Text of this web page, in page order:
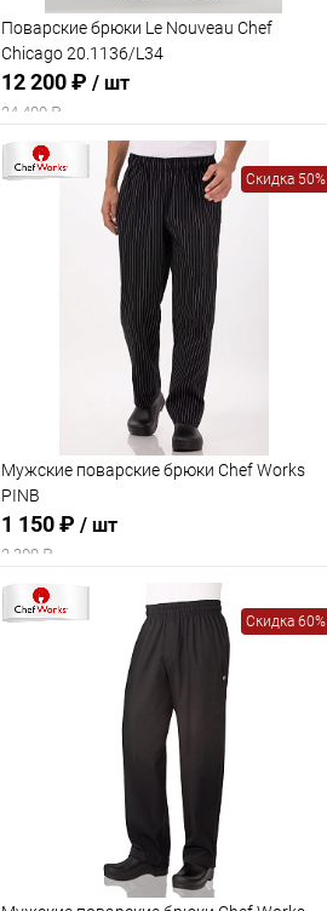
Поварские брюки Le Nouveau Chef
Chicago 20.1136/L34
12 200 ₽/ шт
24 400 ₽
Скидка 50%
Мужские поварские брюки Chef Works
PINB
1 150 ₽/ шт
2 300 ₽
Скидка 60%